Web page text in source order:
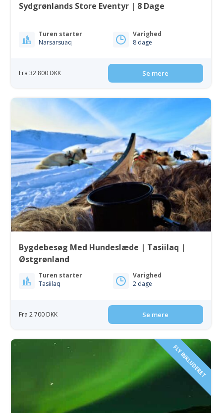
Sydgrønlands Store Eventyr | 8 Dage
Turen starter
Narsarsuaq
Varighed
8 dage
Fra 32 800 DKK Se mere
Bygdebesøg Med Hundeslæde | Tasiilaq |
Østgrønland
Turen starter
Tasiilaq
Varighed
2 dage
Fra 2 700 DKK Se mere
FLY INKLUDERET